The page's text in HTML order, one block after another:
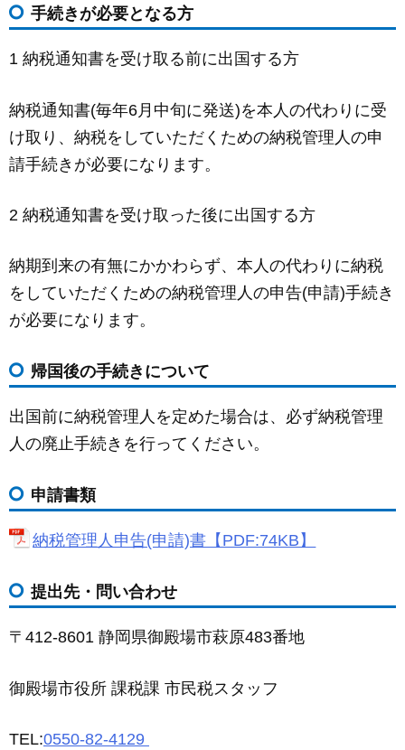
手続きが必要となる方
1 納税通知書を受け取る前に出国する方
納税通知書(毎年6月中旬に発送)を本人の代わりに受
け取り、納税をしていただくための納税管理人の申
請手続きが必要になります。
2 納税通知書を受け取った後に出国する方
納期到来の有無にかかわらず、本人の代わりに納税
をしていただくための納税管理人の申告(申請)手続き
が必要になります。
帰国後の手続きについて
出国前に納税管理人を定めた場合は、必ず納税管理
人の廃止手続きを行ってください。
申請書類
納税管理人申告(申請)書【PDF:74KB】
提出先・問い合わせ
〒412-8601 静岡県御殿場市萩原483番地
御殿場市役所 課税課 市民税スタッフ
TEL:0550-82-4129